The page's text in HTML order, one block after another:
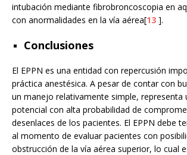
intubación mediante fibrobroncoscopia en
con anormalidades en la vía aérea[13 ].
Conclusiones
El EPPN es una entidad con repercusión
práctica anestésica. A pesar de contar con
un manejo relativamente simple, representa
potencial con alta probabilidad de
desenlaces de los pacientes. El EPPN debe
al momento de evaluar pacientes con
obstrucción de la vía aérea superior, lo cual